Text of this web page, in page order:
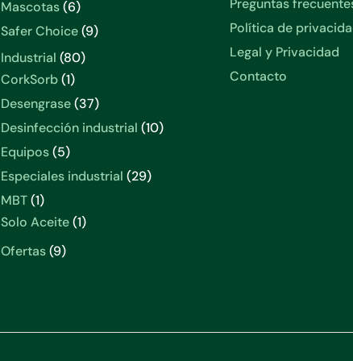
Mascotas 6
Safer Choice 9
Industrial 80
CorkSorb 1
Desengrase 37
Desinfección industrial 10
Equipos 5
Especiales industrial 29
MBT 1
Solo Aceite 1
Ofertas 9
Preguntas
Política de
Legal y Privacidad
Contacto